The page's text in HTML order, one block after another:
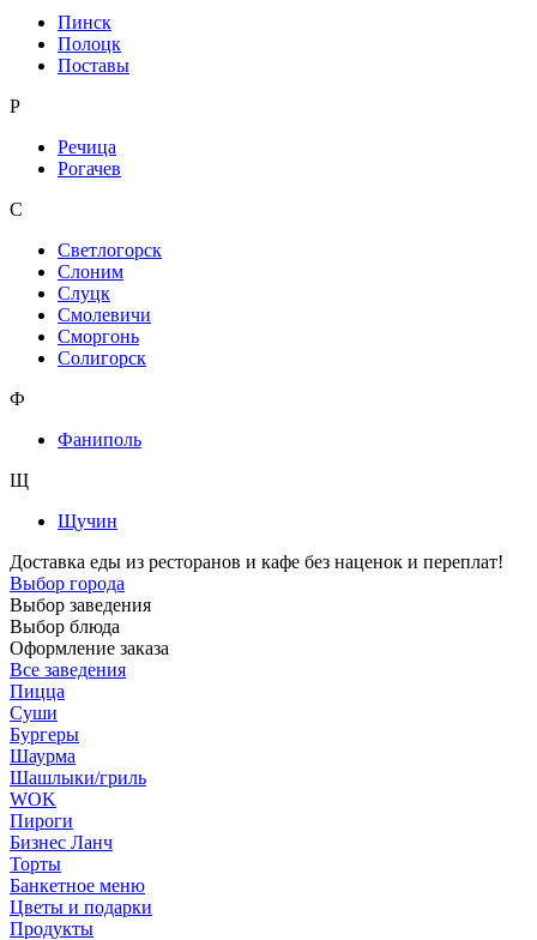
Пинск
Полоцк
Поставы
Р
Речица
Рогачев
С
Светлогорск
Слоним
Слуцк
Смолевичи
Сморгонь
Солигорск
Ф
Фаниполь
Щ
Щучин
Доставка еды из ресторанов и кафе без наценок и переплат!
Выбор города
Выбор заведения
Выбор блюда
Оформление заказа
Все заведения
Пицца
Суши
Бургеры
Шаурма
Шашлыки/гриль
WOK
Пироги
Бизнес Ланч
Торты
Банкетное меню
Цветы и подарки
Продукты